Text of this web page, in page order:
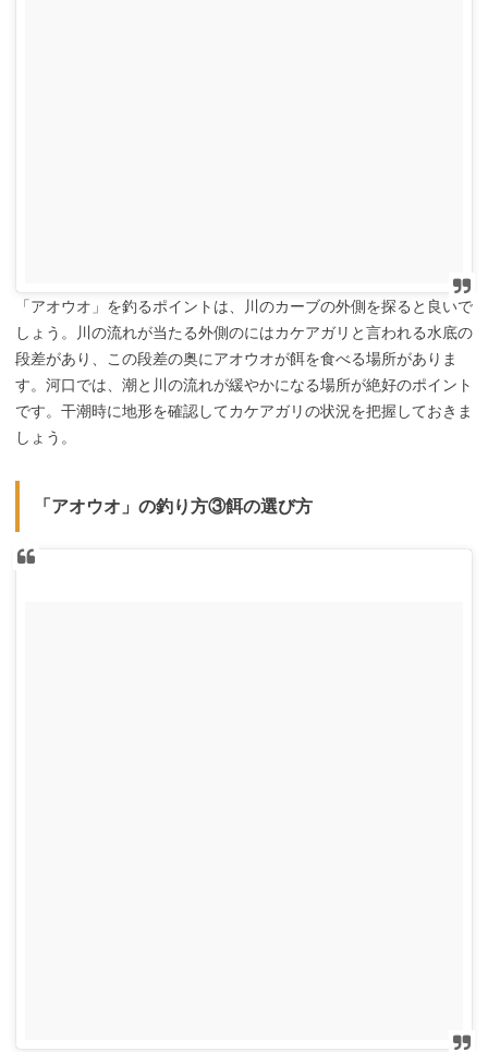
「アオウオ」を釣るポイントは、川のカーブの外側を探ると良いで
しょう。川の流れが当たる外側のにはカケアガリと言われる水底の
段差があり、この段差の奥にアオウオが餌を食べる場所がありま
す。河口では、潮と川の流れが緩やかになる場所が絶好のポイント
です。干潮時に地形を確認してカケアガリの状況を把握しておきま
しょう。
「アオウオ」の釣り方③餌の選び方